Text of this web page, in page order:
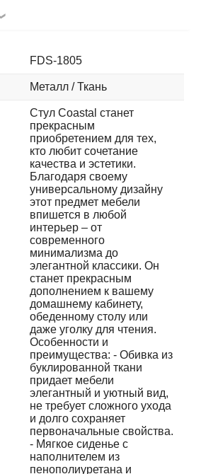
FDS-1805
Металл / Ткань
Стул Coastal станет
прекрасным
приобретением для тех,
кто любит сочетание
качества и эстетики.
Благодаря своему
универсальному дизайну
этот предмет мебели
впишется в любой
интерьер – от
современного
минимализма до
элегантной классики. Он
станет прекрасным
дополнением к вашему
домашнему кабинету,
обеденному столу или
даже уголку для чтения.
Особенности и
преимущества: - Обивка из
буклированной ткани
придает мебели
элегантный и уютный вид,
не требует сложного ухода
и долго сохраняет
первоначальные свойства.
- Мягкое сиденье с
наполнителем из
пенополиуретана и